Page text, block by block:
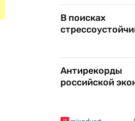
В поисках
Антирекорды
российской